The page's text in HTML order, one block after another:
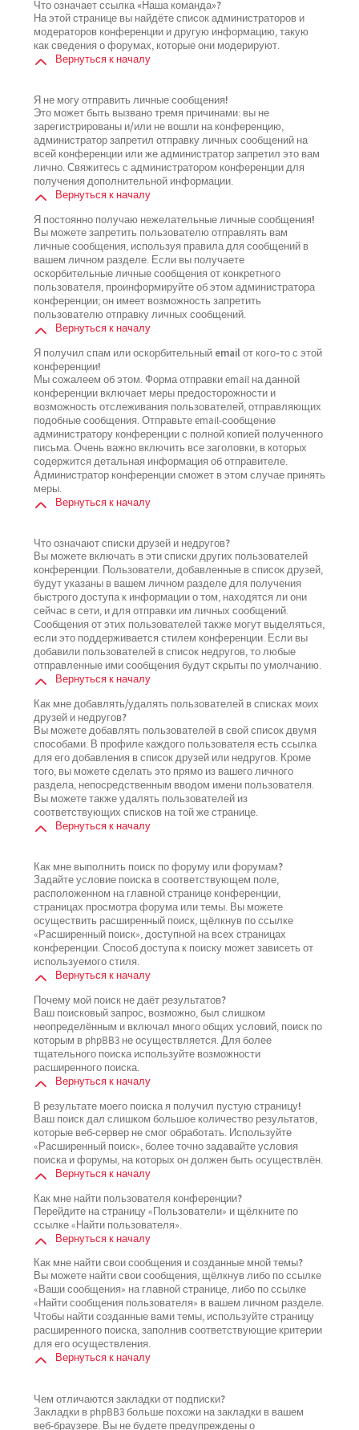
Что означает ссылка «Наша команда»?
На этой странице вы найдёте список администраторов и
модераторов конференции и другую информацию, такую
как сведения о форумах, которые они модерируют.
Вернуться к началу
Я не могу отправить личные сообщения!
Это может быть вызвано тремя причинами: вы не
зарегистрированы и/или не вошли на конференцию,
администратор запретил отправку личных сообщений на
всей конференции или же администратор запретил это вам
лично. Свяжитесь с администратором конференции для
получения дополнительной информации.
Вернуться к началу
Я постоянно получаю нежелательные личные сообщения!
Вы можете запретить пользователю отправлять вам
личные сообщения, используя правила для сообщений в
вашем личном разделе. Если вы получаете
оскорбительные личные сообщения от конкретного
пользователя, проинформируйте об этом администратора
конференции; он имеет возможность запретить
пользователю отправку личных сообщений.
Вернуться к началу
Я получил спам или оскорбительный email от кого-то с этой
конференции!
Мы сожалеем об этом. Форма отправки email на данной
конференции включает меры предосторожности и
возможность отслеживания пользователей, отправляющих
подобные сообщения. Отправьте email-сообщение
администратору конференции с полной копией полученного
письма. Очень важно включить все заголовки, в которых
содержится детальная информация об отправителе.
Администратор конференции сможет в этом случае принять
меры.
Вернуться к началу
Что означают списки друзей и недругов?
Вы можете включать в эти списки других пользователей
конференции. Пользователи, добавленные в список друзей,
будут указаны в вашем личном разделе для получения
быстрого доступа к информации о том, находятся ли они
сейчас в сети, и для отправки им личных сообщений.
Сообщения от этих пользователей также могут выделяться,
если это поддерживается стилем конференции. Если вы
добавили пользователей в список недругов, то любые
отправленные ими сообщения будут скрыты по умолчанию.
Вернуться к началу
Как мне добавлять/удалять пользователей в списках моих
друзей и недругов?
Вы можете добавлять пользователей в свой список двумя
способами. В профиле каждого пользователя есть ссылка
для его добавления в список друзей или недругов. Кроме
того, вы можете сделать это прямо из вашего личного
раздела, непосредственным вводом имени пользователя.
Вы можете также удалять пользователей из
соответствующих списков на той же странице.
Вернуться к началу
Как мне выполнить поиск по форуму или форумам?
Задайте условие поиска в соответствующем поле,
расположенном на главной странице конференции,
страницах просмотра форума или темы. Вы можете
осуществить расширенный поиск, щёлкнув по ссылке
«Расширенный поиск», доступной на всех страницах
конференции. Способ доступа к поиску может зависеть от
используемого стиля.
Вернуться к началу
Почему мой поиск не даёт результатов?
Ваш поисковый запрос, возможно, был слишком
неопределённым и включал много общих условий, поиск по
которым в phpBB3 не осуществляется. Для более
тщательного поиска используйте возможности
расширенного поиска.
Вернуться к началу
В результате моего поиска я получил пустую страницу!
Ваш поиск дал слишком большое количество результатов,
которые веб-сервер не смог обработать. Используйте
«Расширенный поиск», более точно задавайте условия
поиска и форумы, на которых он должен быть осуществлён.
Вернуться к началу
Как мне найти пользователя конференции?
Перейдите на страницу «Пользователи» и щёлкните по
ссылке «Найти пользователя».
Вернуться к началу
Как мне найти свои сообщения и созданные мной темы?
Вы можете найти свои сообщения, щёлкнув либо по ссылке
«Ваши сообщения» на главной странице, либо по ссылке
«Найти сообщения пользователя» в вашем личном разделе.
Чтобы найти созданные вами темы, используйте страницу
расширенного поиска, заполнив соответствующие критерии
для его осуществления.
Вернуться к началу
Чем отличаются закладки от подписки?
Закладки в phpBB3 больше похожи на закладки в вашем
веб-браузере. Вы не будете предупреждены о